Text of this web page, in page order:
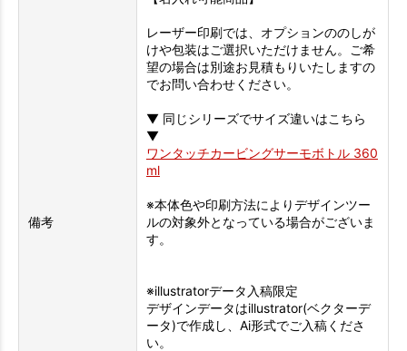
備考
レーザー印刷では、オプションののしが
けや包装はご選択いただけません。ご希
望の場合は別途お見積もりいたしますの
でお問い合わせください。
▼ 同じシリーズでサイズ違いはこちら
▼
ワンタッチカービングサーモボトル 360
ml
※本体色や印刷方法によりデザインツー
ルの対象外となっている場合がございま
す。
※illustratorデータ入稿限定
デザインデータはillustrator(ベクターデ
ータ)で作成し、Ai形式でご入稿くださ
い。